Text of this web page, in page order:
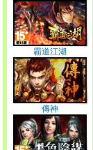
霸道江湖
傳神